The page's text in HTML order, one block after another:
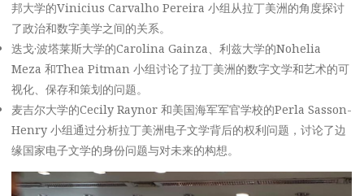
邦大学的Vinicius Carvalho Pereira 小组从拉丁美洲的角度探讨
了政治和数字美学之间的关系。
迭戈·波塔莱斯大学的Carolina Gainza、利兹大学的Nohelia
Meza 和Thea Pitman 小组讨论了拉丁美洲的数字文学和艺术的可
视化、保存和策划的问题。
麦吉尔大学的Cecily Raynor 和美国海军军官学校的Perla Sasson-
Henry 小组通过分析拉丁美洲电子文学背后的权利问题，讨论了边
缘国家电子文学的身份问题与对未来的构想。